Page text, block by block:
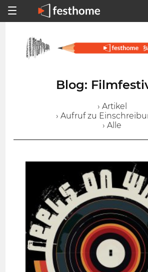
Blog:
› Artikel
› Aufruf zu
› Alle